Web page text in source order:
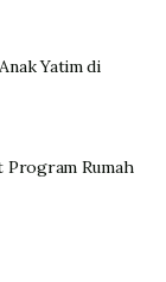
Yatim di
Program Rumah